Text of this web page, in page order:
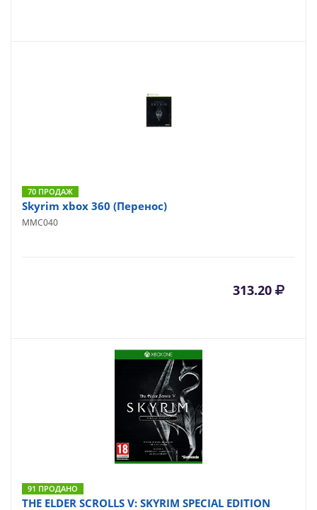
70 ПРОДАЖ
Skyrim xbox 360 (Перенос)
MMC040
313.20
91 ПРОДАНО
THE ELDER SCROLLS V: SKYRIM SPECIAL EDITION